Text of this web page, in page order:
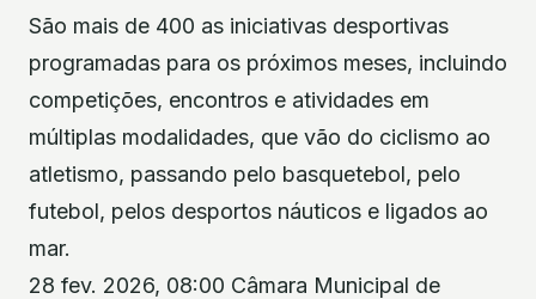
São mais de 400 as iniciativas desportivas
programadas para os próximos meses, incluindo
competições, encontros e atividades em
múltiplas modalidades, que vão do ciclismo ao
atletismo, passando pelo basquetebol, pelo
futebol, pelos desportos náuticos e ligados ao
mar.
28 fev. 2026, 08:00 Câmara Municipal de